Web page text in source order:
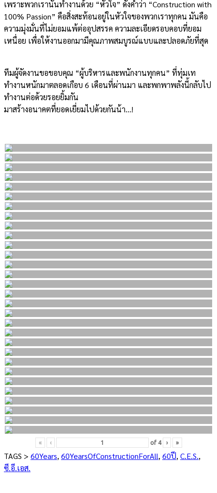
เพราะพวกเรานั้นทำงานด้วย “หัวใจ” ดังคำว่า “Construction with
100% Passion” คือสิ่งสะท้อนอยู่ในหัวใจของพวกเราทุกคน มันคือ
ความมุ่งมั่นที่ไม่ยอมแพ้ต่ออุปสรรค ความละเอียดรอบคอบที่ยอม
เหนื่อย เพื่อให้งานออกมามีคุณภาพสมบูรณ์แบบและปลอดภัยที่สุด
ทีมผู้จัดงานขอขอบคุณ “ผู้บริหารและพนักงานทุกคน” ที่ทุ่มเท
ทำงานหนักมาตลอดเกือบ 6 เดือนที่ผ่านมา และพกพาพลังนี้กลับไป
ทำงานต่อด้วยรอยยิ้มกัน
มาสร้างอนาคตที่ยอดเยี่ยมไปด้วยกันน้า…!
« ‹ of 4 › »
TAGS > 60Years, 60YearsOfConstructionForAll, 60ปี, C.E.S.,
ซี.อี.เอส.